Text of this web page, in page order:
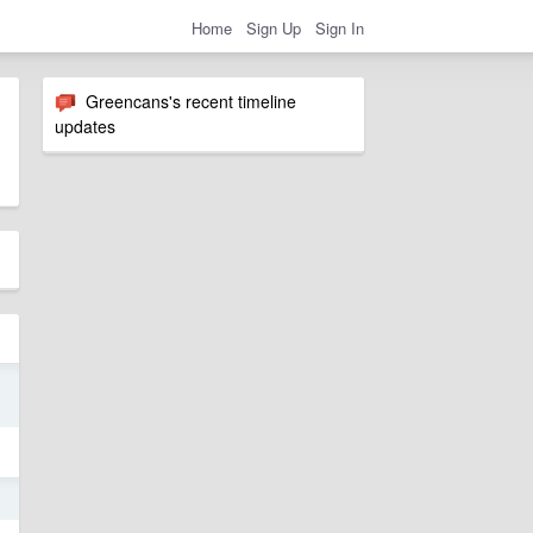
Home Sign Up Sign In
Greencans's recent timeline
updates